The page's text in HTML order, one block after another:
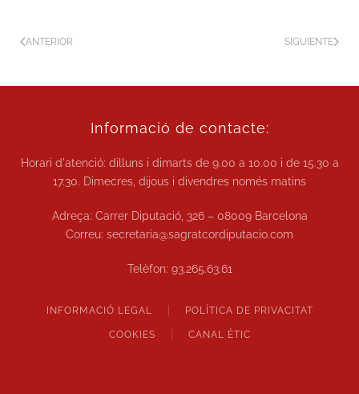
ANTERIOR SIGUIENTE
Informació de contacte:
Horari d'atenció: dilluns i dimarts de9.00 a 10.00 i de 15.30 a
17.30. Dimecres, dijous i divendres només matins
Adreça: Carrer Diputació, 326 – 08009 Barcelona
Correu: secretaria@sagratcordiputacio.com
Telèfon: 93.265.63.61
INFORMACIÓ LEGAL POLÍTICA DE PRIVACITAT
COOKIES CANAL ÈTIC